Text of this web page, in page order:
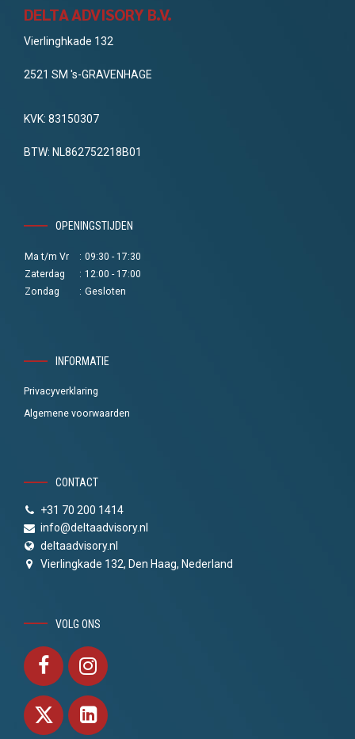
DELTA ADVISORY B.V.
Vierlinghkade 132
2521 SM 's-GRAVENHAGE
KVK: 83150307
BTW: NL862752218B01
OPENINGSTIJDEN
Ma t/m Vr : 09:30 - 17:30
Zaterdag
: 12:00 - 17:00
Zondag
: Gesloten
INFORMATIE
Privacyverklaring
Algemene voorwaarden
CONTACT
+31 70 200 1414
info@deltaadvisory.nl
deltaadvisory.nl
Vierlingkade 132, Den Haag, Nederland
VOLG ONS